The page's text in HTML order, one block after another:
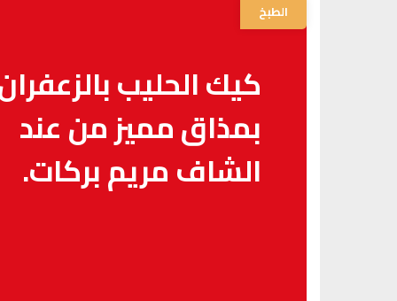
الطبخ
كيك الحليب
بمذاق مميز من عند
الشاف مريم بركات.